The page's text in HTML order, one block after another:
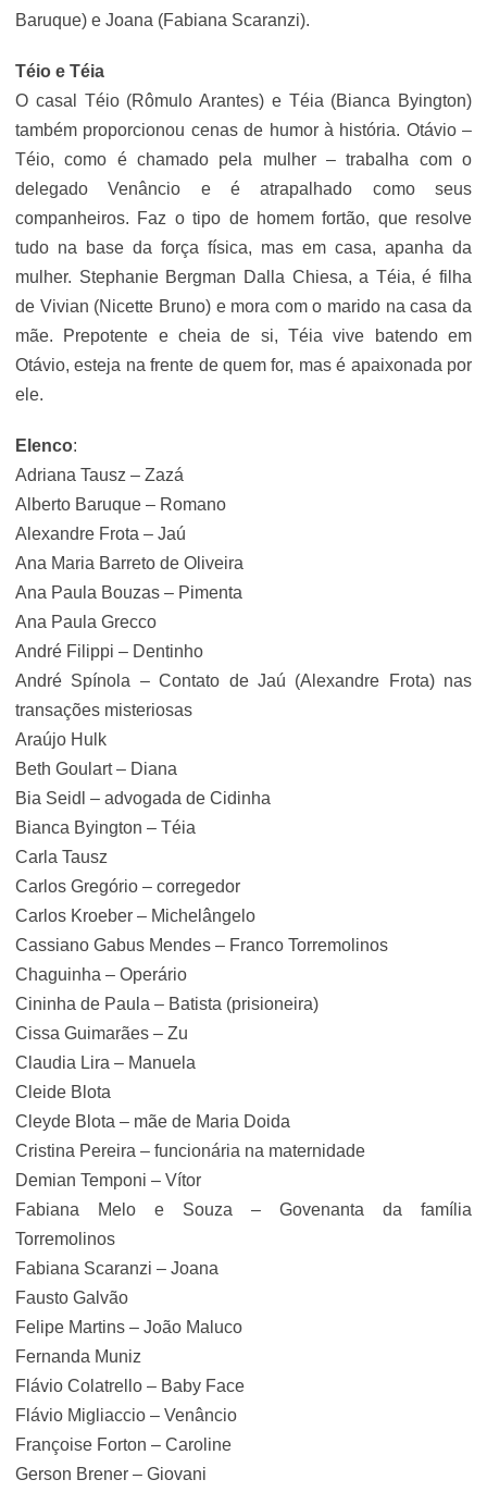
Baruque) e Joana (Fabiana Scaranzi).
Téio e Téia
O casal Téio (Rômulo Arantes) e Téia (Bianca Byington)
também proporcionou cenas de humor à história. Otávio –
Téio, como é chamado pela mulher – trabalha com o
delegado Venâncio e é atrapalhado como seus
companheiros. Faz o tipo de homem fortão, que resolve
tudo na base da força física, mas em casa, apanha da
mulher. Stephanie Bergman Dalla Chiesa, a Téia, é filha
de Vivian (Nicette Bruno) e mora com o marido na casa da
mãe. Prepotente e cheia de si, Téia vive batendo em
Otávio, esteja na frente de quem for, mas é apaixonada por
ele.
Elenco:
Adriana Tausz – Zazá
Alberto Baruque – Romano
Alexandre Frota – Jaú
Ana Maria Barreto de Oliveira
Ana Paula Bouzas – Pimenta
Ana Paula Grecco
André Filippi – Dentinho
André Spínola – Contato de Jaú (Alexandre Frota) nas
transações misteriosas
Araújo Hulk
Beth Goulart – Diana
Bia Seidl – advogada de Cidinha
Bianca Byington – Téia
Carla Tausz
Carlos Gregório – corregedor
Carlos Kroeber – Michelângelo
Cassiano Gabus Mendes – Franco Torremolinos
Chaguinha – Operário
Cininha de Paula – Batista (prisioneira)
Cissa Guimarães – Zu
Claudia Lira – Manuela
Cleide Blota
Cleyde Blota – mãe de Maria Doida
Cristina Pereira – funcionária na maternidade
Demian Temponi – Vítor
Fabiana Melo e Souza – Govenanta da família
Torremolinos
Fabiana Scaranzi – Joana
Fausto Galvão
Felipe Martins – João Maluco
Fernanda Muniz
Flávio Colatrello – Baby Face
Flávio Migliaccio – Venâncio
Françoise Forton – Caroline
Gerson Brener – Giovani